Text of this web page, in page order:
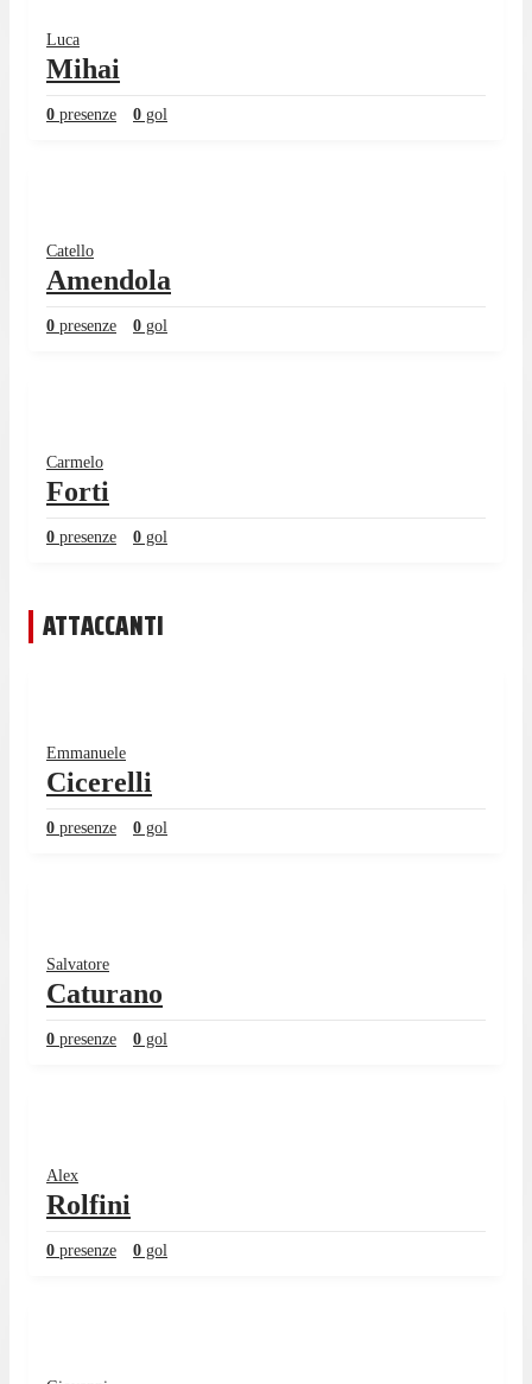
Luca
Mihai
0 presenze 0 gol
Catello
Amendola
0 presenze 0 gol
Carmelo
Forti
0 presenze 0 gol
ATTACCANTI
Emmanuele
Cicerelli
0 presenze 0 gol
Salvatore
Caturano
0 presenze 0 gol
Alex
Rolfini
0 presenze 0 gol